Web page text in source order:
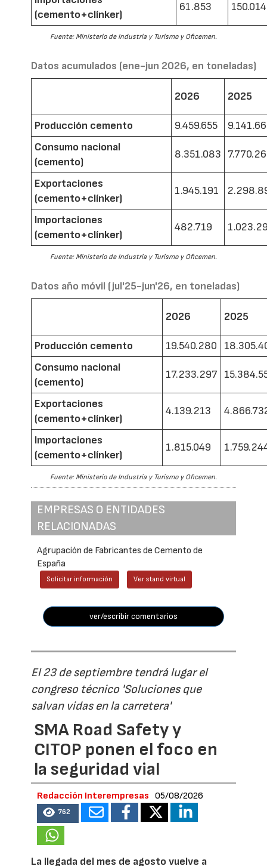
(cemento+clínker)
61.853 150.014
Fuente: Ministerio de Industria y Turismo y Oficemen.
Datos acumulados (ene-jun 2026, en toneladas)
2026 2025
Producción cemento 9.459.655
Consumo nacional
(cemento)
8.351.083
Exportaciones
(cemento+clínker)
1.945.191
Importaciones
(cemento+clínker)
482.719
Fuente: Ministerio de Industria y Turismo y Oficemen.
Datos año móvil (jul'25-jun'26, en toneladas)
2026 2025
Producción cemento 19.540.280
Consumo nacional
(cemento)
17.233.297
Exportaciones
(cemento+clínker)
4.139.213
Importaciones
(cemento+clínker)
1.815.049
Fuente: Ministerio de Industria y Turismo y Oficemen.
EMPRESAS O ENTIDADES
RELACIONADAS
Agrupación de Fabricantes de Cemento de
España
Solicitar información Ver stand virtual
ver/escribir comentarios
El 23 de septiembre tendrá lugar el
congreso técnico 'Soluciones que
salvan vidas en la carretera'
SMA Road Safety y
CITOP ponen el foco en
la seguridad vial
Redacción Interempresas 05/08/2026
762
La llegada del mes de agosto vuelve a